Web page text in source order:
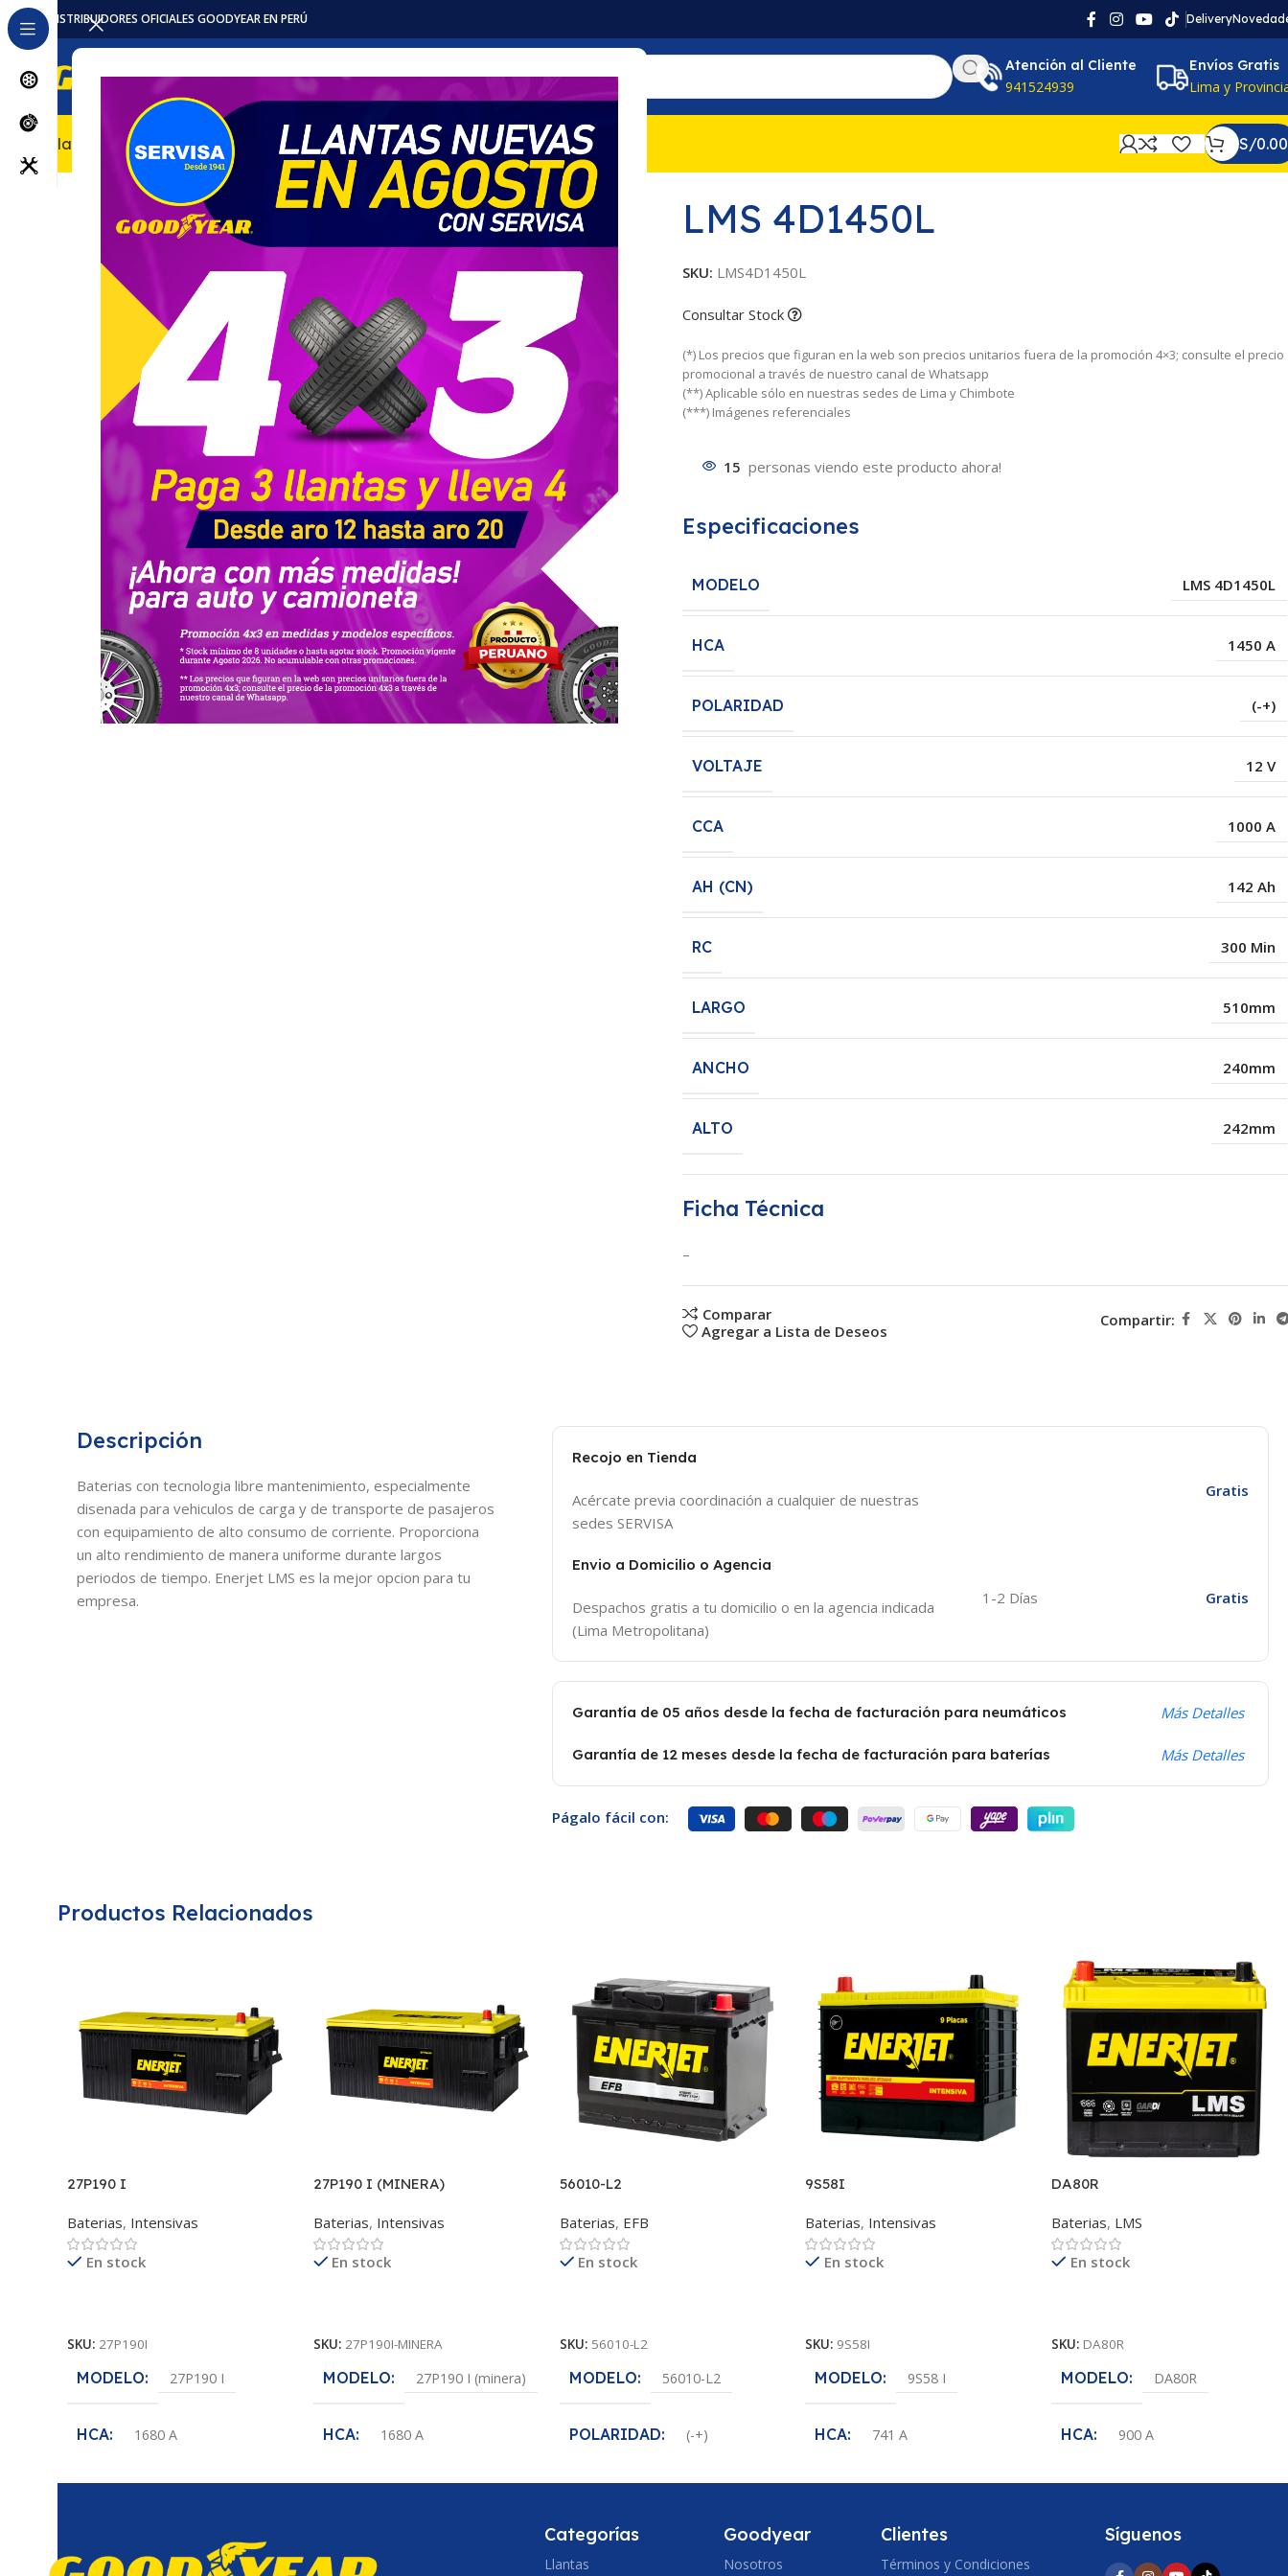
DISTRIBUIDORES OFICIALES GOODYEAR EN PERÚ Delivery
Atención al Cliente
941524939
Envíos Gratis
Lima y
Llantas Accesorios / Repuestos ServiciosLocalesPromocionesNosotrosContacto S/0.00
Baterias LMS LMS 4D1450L
LMS 4D1450L
SKU: LMS4D1450L
Consultar Stock
(*) Los precios que figuran en la web son precios unitarios fuera de la promoción 4×3; consulte el precio
promocional a través de nuestro canal de Whatsapp
(**) Aplicable sólo en nuestras sedes de Lima y Chimbote
(***) Imágenes referenciales
15 personas viendo este producto ahora!
Especificaciones
MODELO LMS 4D1450L
HCA 1450 A
POLARIDAD (-+)
VOLTAJE 12 V
CCA 1000 A
AH (CN) 142 Ah
RC 300 Min
LARGO 510mm
ANCHO 240mm
ALTO 242mm
Ficha Técnica
–
Comparar
Agregar a Lista de Deseos
Compartir:
Descripción
Baterias con tecnologia libre mantenimiento, especialmente
disenada para vehiculos de carga y de transporte de pasajeros
con equipamiento de alto consumo de corriente. Proporciona
un alto rendimiento de manera uniforme durante largos
periodos de tiempo. Enerjet LMS es la mejor opcion para tu
empresa.
Recojo en Tienda
Acércate previa coordinación a cualquier de nuestras
sedes SERVISA
Gratis
Envio a Domicilio o Agencia
Despachos gratis a tu domicilio o en la agencia indicada
(Lima Metropolitana)
1-2 Días Gratis
Garantía de 05 años desde la fecha de facturación para neumáticos Más Detalles
Garantía de 12 meses desde la fecha de facturación para baterías Más Detalles
Págalo fácil con:
Productos Relacionados
27P190 I
Baterias, Intensivas
En stock
SKU: 27P190I
MODELO 27P190 I
HCA 1680 A
27P190 I (MINERA)
Baterias, Intensivas
En stock
SKU: 27P190I-MINERA
MODELO 27P190 I (minera)
HCA 1680 A
56010-L2
Baterias, EFB
En stock
SKU: 56010-L2
MODELO 56010-L2
POLARIDAD (-+)
CCA
9S58I
Baterias, Intensivas
En stock
SKU: 9S58I
MODELO 9S58 I
HCA 741 A
DA80R
Baterias, LMS
En stock
SKU: DA80R
MODELO DA80R
HCA 900 A
610 A
Categorías
Llantas
Goodyear
Nosotros
Clientes
Términos y Condiciones
Síguenos